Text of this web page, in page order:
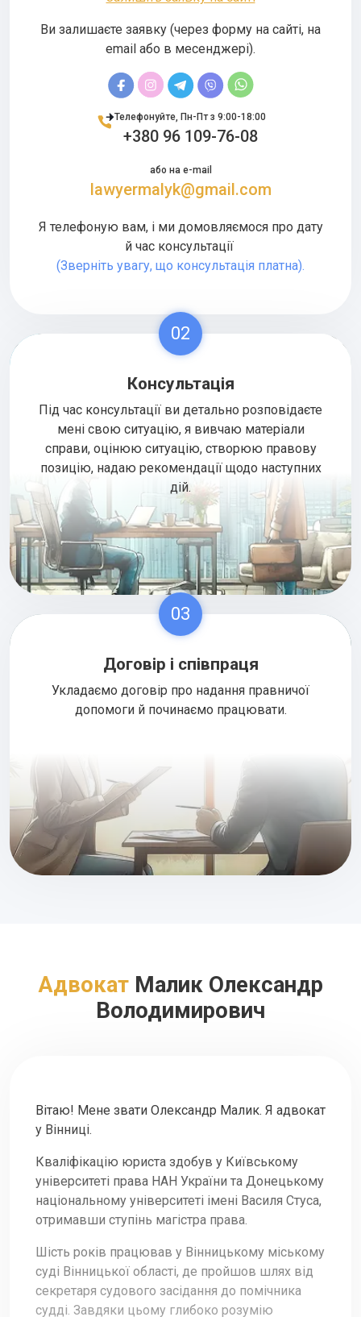
Ви залишаєте заявку (через форму на сайті, на
email або в месенджері).
Телефонуйте, Пн-Пт з 9:00-18:00
+380 96 109-76-08
або на e-mail
lawyermalyk@gmail.com
Я телефоную вам, і ми домовляємося про дату
й час консультації
(Зверніть увагу, що консультація платна).
02
Консультація
Під час консультації ви детально розповідаєте
мені свою ситуацію, я вивчаю матеріали
справи, оцінюю ситуацію, створюю правову
позицію, надаю рекомендації щодо наступних
дій.
03
Договір і співпраця
Укладаємо договір про надання правничої
допомоги й починаємо працювати.
Адвокат Малик Олександр
Володимирович
Вітаю! Мене звати Олександр Малик. Я адвокат
у Вінниці.
Кваліфікацію юриста здобув у Київському
університеті права НАН України та Донецькому
національному університеті імені Василя Стуса,
отримавши ступінь магістра права.
Шість років працював у Вінницькому міському
суді Вінницької області, де пройшов шлях від
секретаря судового засідання до помічника
судді. Завдяки цьому глибоко розумію